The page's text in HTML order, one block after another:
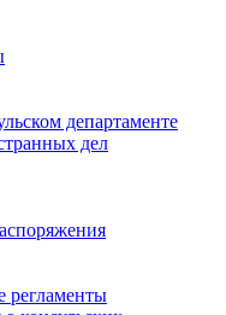
департаменте
дел
регламенты